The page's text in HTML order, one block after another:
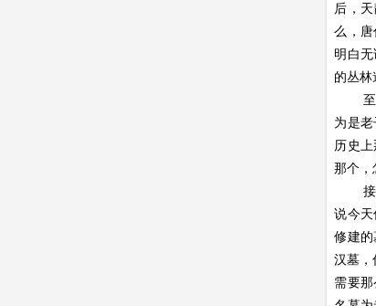
后，
么，
明白
的丛林
为是
历史
那个，
说今天
修建的
汉墓，
需要